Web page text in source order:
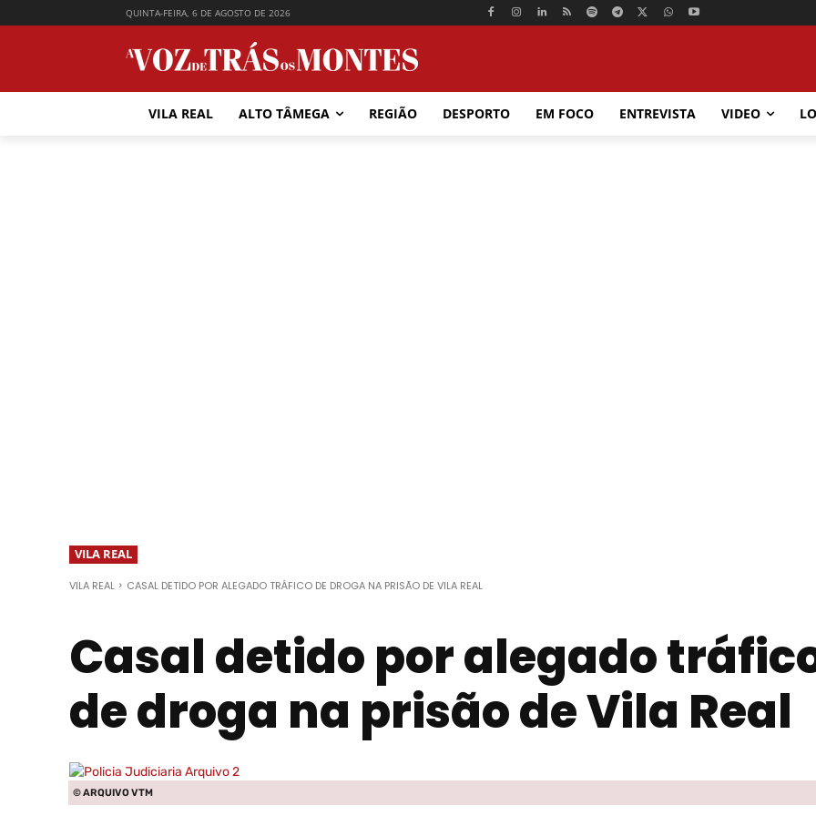
QUINTA-FEIRA, 6 DE AGOSTO DE 2026
VILA REAL ALTO TÂMEGA REGIÃO DESPORTO EM FOCO ENTREVISTA VIDEO
VILA REAL
VILA REAL CASAL DETIDO POR ALEGADO TRÁFICO DE DROGA NA PRISÃO DE VILA REAL
Casal detido por alegado
de droga na prisão de Vila Real
© ARQUIVO VTM